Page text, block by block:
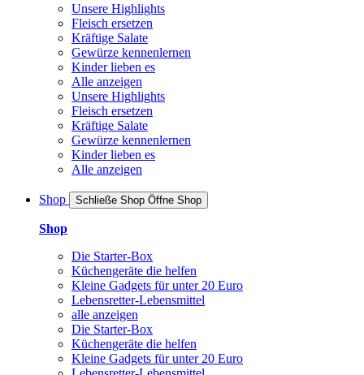
Unsere Highlights
Fleisch ersetzen
Kräftige Salate
Gewürze kennenlernen
Kinder lieben es
Alle anzeigen
Unsere Highlights
Fleisch ersetzen
Kräftige Salate
Gewürze kennenlernen
Kinder lieben es
Alle anzeigen
Shop Schließe Shop Öffne Shop
Shop
Die Starter-Box
Küchengeräte die helfen
Kleine Gadgets für unter 20 Euro
Lebensretter-Lebensmittel
alle anzeigen
Die Starter-Box
Küchengeräte die helfen
Kleine Gadgets für unter 20 Euro